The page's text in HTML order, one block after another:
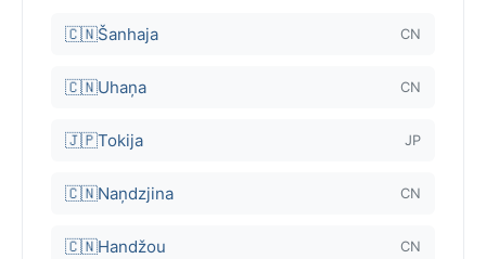
🇨🇳Šanhaja CN
🇨🇳Uhaņa CN
🇯🇵Tokija JP
🇨🇳Naņdzjina CN
🇨🇳Handžou CN